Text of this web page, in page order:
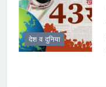
देश व दुनिया